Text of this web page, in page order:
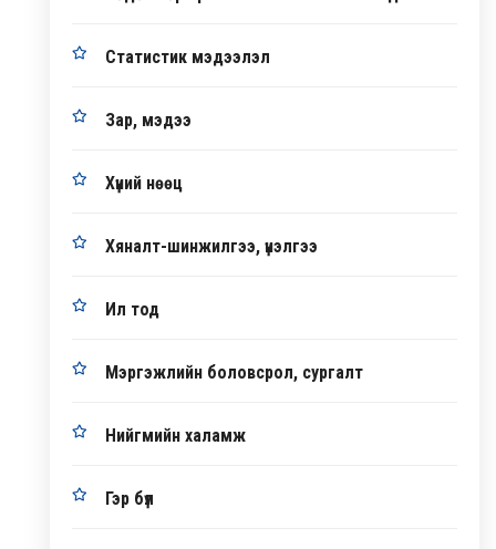
Статистик мэдээлэл
Зар, мэдээ
Хүний нөөц
Хяналт-шинжилгээ, үнэлгээ
Ил тод
Мэргэжлийн боловсрол, сургалт
Нийгмийн халамж
Гэр бүл